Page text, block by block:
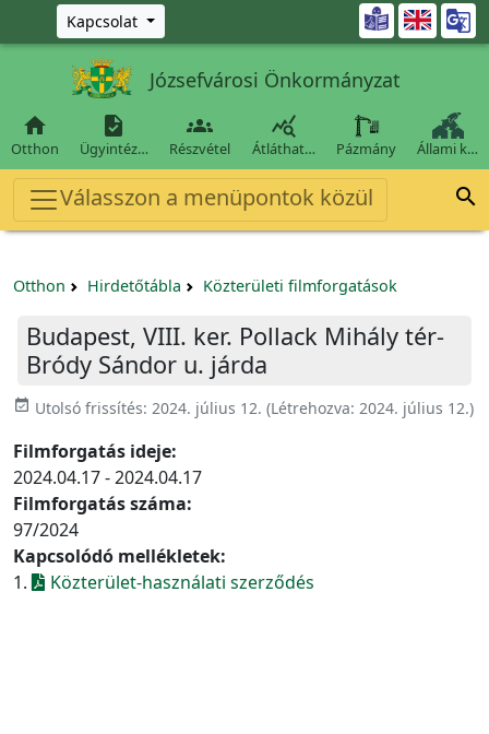
Ugrás a fő tartalomra
Kapcsolat 
Józsefvárosi Önkormányzat

Otthon

Ügyintéz…

Részvétel

Átláthat… Pázmány Állami k…
Válasszon a menüpontok közül 
Otthon Hirdetőtábla Közterületi filmforgatások
Budapest, VIII. ker. Pollack Mihály tér-
Bródy Sándor u. járda
event_available Utolsó frissítés: 2024. július 12. (Létrehozva: 2024. július 12.)
Filmforgatás ideje:
2024.04.17 - 2024.04.17
Filmforgatás száma:
97/2024
Kapcsolódó mellékletek:
1.
Közterület-használati szerződés